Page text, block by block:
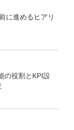
く
に進めるヒアリ
の役割とKPI設